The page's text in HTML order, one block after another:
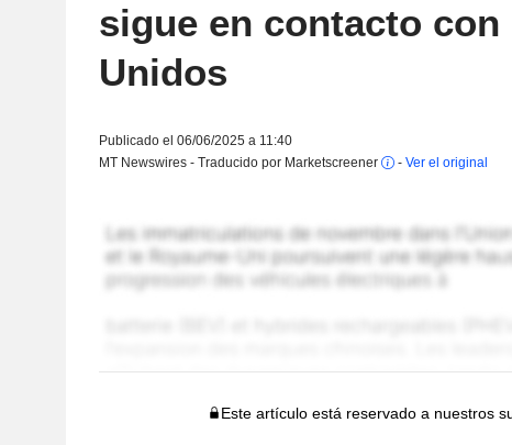
sigue en contacto con
Unidos
Publicado el 06/06/2025 a 11:40
MT Newswires - Traducido por Marketscreener
- Ver el original
Este artículo está reservado a nuestros